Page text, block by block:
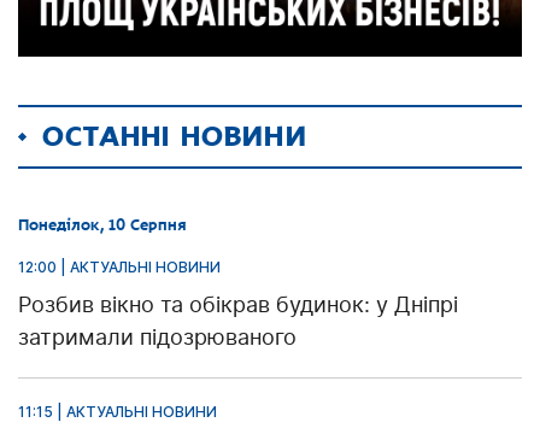
ОСТАННІ НОВИНИ
Понеділок, 10 Серпня
12:00 | АКТУАЛЬНІ НОВИНИ
Розбив вікно та обікрав будинок: у Дніпрі
затримали підозрюваного
11:15 | АКТУАЛЬНІ НОВИНИ